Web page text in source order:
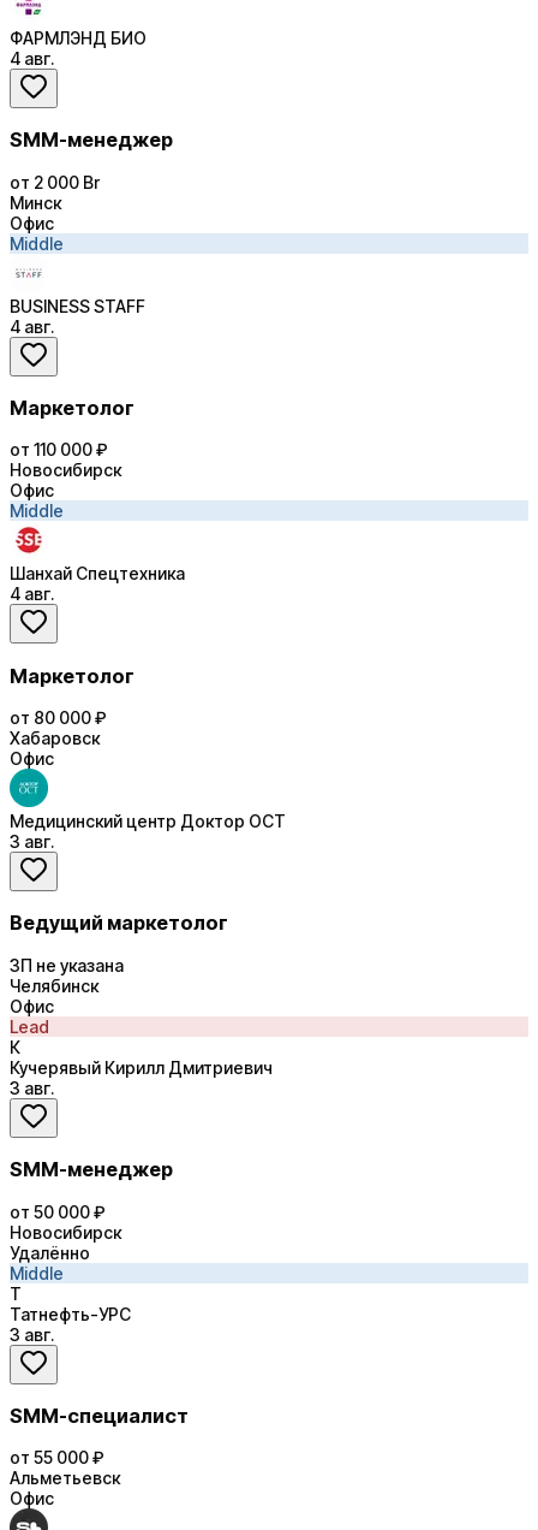
ФАРМЛЭНД БИО
4 авг.
SMM-менеджер
от 2 000 Br
Минск
Офис
Middle
BUSINESS STAFF
4 авг.
Маркетолог
от 110 000 ₽
Новосибирск
Офис
Middle
Шанхай Спецтехника
4 авг.
Маркетолог
от 80 000 ₽
Хабаровск
Офис
Медицинский центр Доктор ОСТ
3 авг.
Ведущий маркетолог
ЗП не указана
Челябинск
Офис
Lead
К
Кучерявый Кирилл Дмитриевич
3 авг.
SMM-менеджер
от 50 000 ₽
Новосибирск
Удалённо
Middle
Т
Татнефть-УРС
3 авг.
SMM-специалист
от 55 000 ₽
Альметьевск
Офис